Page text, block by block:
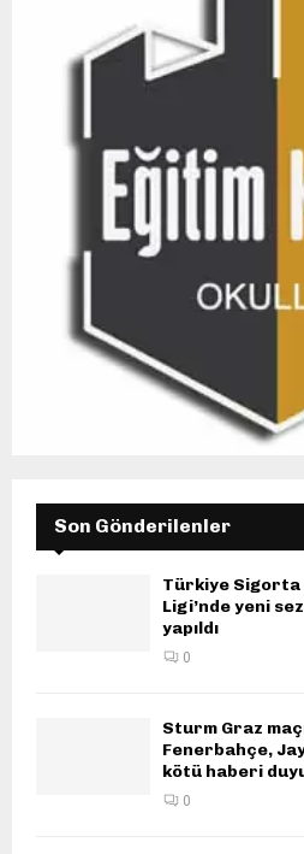
Son Gönderilenler
Türkiye Sigorta
Ligi’nde yeni
yapıldı
0
Sturm Graz
Fenerbahçe,
kötü haberi
0